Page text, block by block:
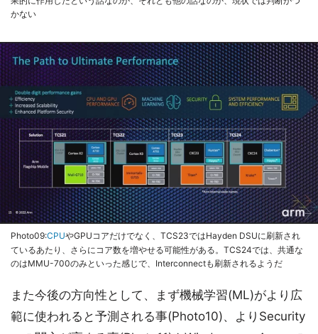
かない
Photo09:CPUやGPUコアだけでなく、TCS23ではHayden DSUに刷新され
ているあたり、さらにコア数を増やせる可能性がある。TCS24では、共通な
のはMMU-700のみといった感じで、Interconnectも刷新されるようだ
また今後の方向性として、まず機械学習(ML)がより広
範に使われると予測される事(Photo10)、よりSecurity